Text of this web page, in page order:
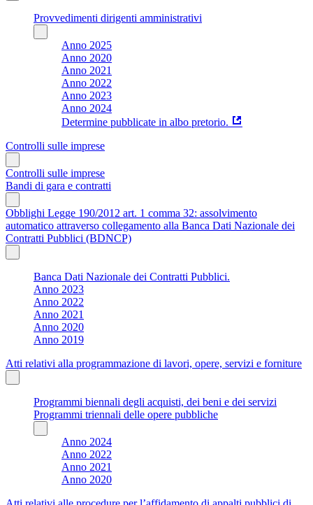
Provvedimenti dirigenti amministrativi
Anno 2025
Anno 2020
Anno 2021
Anno 2022
Anno 2023
Anno 2024
Determine pubblicate in albo pretorio.
Controlli sulle imprese
Controlli sulle imprese
Bandi di gara e contratti
Obblighi Legge 190/2012 art. 1 comma 32: assolvimento
automatico attraverso collegamento alla Banca Dati Nazionale dei
Contratti Pubblici (BDNCP)
Banca Dati Nazionale dei Contratti Pubblici.
Anno 2023
Anno 2022
Anno 2021
Anno 2020
Anno 2019
Atti relativi alla programmazione di lavori, opere, servizi e forniture
Programmi biennali degli acquisti, dei beni e dei servizi
Programmi triennali delle opere pubbliche
Anno 2024
Anno 2022
Anno 2021
Anno 2020